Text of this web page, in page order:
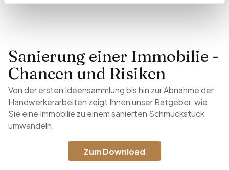
Sanierung einer Immobilie -
Chancen und Risiken
Von der ersten Ideensammlung bis hin zur Abnahme der
Handwerkerarbeiten zeigt Ihnen unser Ratgeber, wie
Sie eine Immobilie zu einem sanierten Schmuckstück
umwandeln.
Zum Download